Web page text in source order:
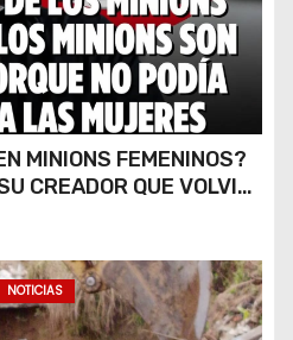
MINIONS FEMENINOS?
CREADOR QUE VOLVIÓ
NOTICIAS